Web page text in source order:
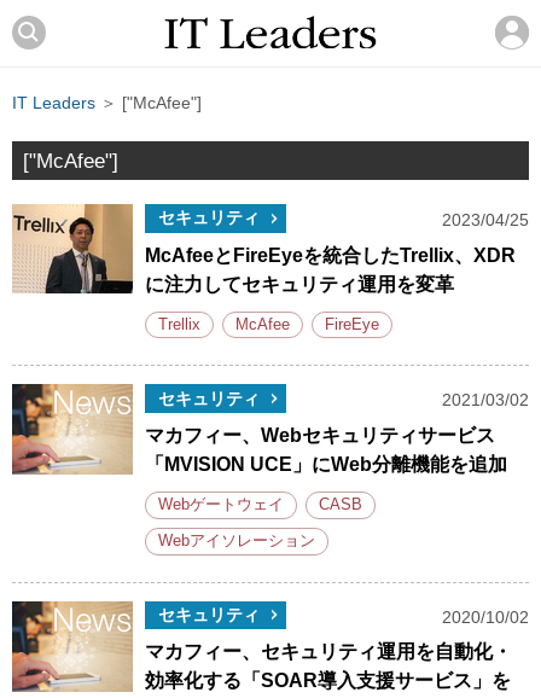
IT Leaders ＞ ["McAfee"]
["McAfee"]
セキュリティ 2023/04/25
McAfeeとFireEyeを統合したTrellix、XDR
に注力してセキュリティ運用を変革
Trellix McAfee FireEye
セキュリティ 2021/03/02
マカフィー、Webセキュリティサービス
「MVISION UCE」にWeb分離機能を追加
Webゲートウェイ CASB
Webアイソレーション
セキュリティ 2020/10/02
マカフィー、セキュリティ運用を自動化・
効率化する「SOAR導入支援サービス」を